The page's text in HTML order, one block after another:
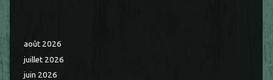
août 2026
juillet 2026
juin 2026